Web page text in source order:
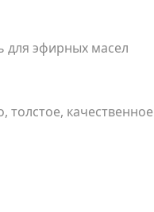
для эфирных масел
толстое, качественное